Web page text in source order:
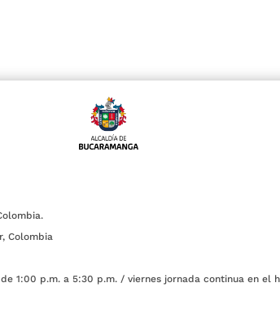
Colombia
1:00 p.m. a 5:30 p.m. / viernes jornada continua en el